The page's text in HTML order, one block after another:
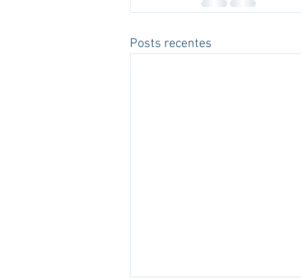
Posts recentes